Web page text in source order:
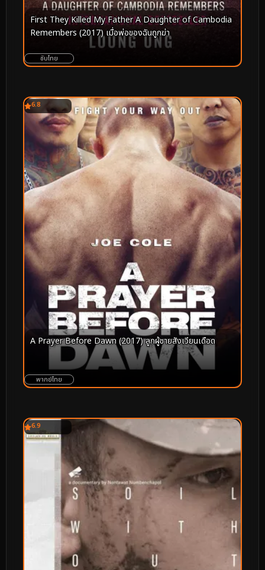
First They Killed My Father A Daughter of Cambodia
Remembers (2017) เมื่อพ่อของฉันถูกฆ่า
ซับไทย
6.8
A Prayer Before Dawn (2017) ลูกผู้ชายสังเวียนเดือด
พากย์ไทย
6.9